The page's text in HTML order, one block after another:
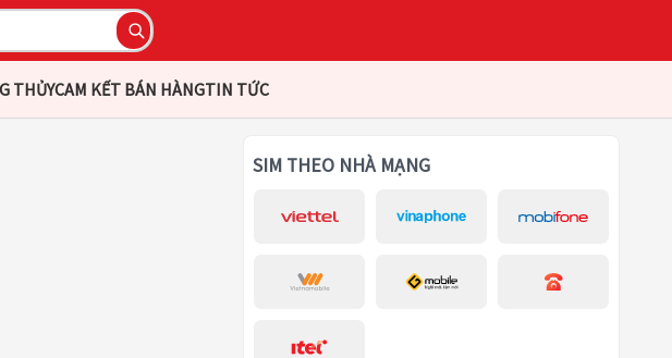
THỦYCAM KẾT BÁN HÀNGTIN TỨC
SIM THEO NHÀ MẠNG